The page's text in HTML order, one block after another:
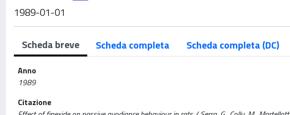
1989-01-01
Scheda breve Scheda completa Scheda completa (DC)
Anno
1989
Citazione